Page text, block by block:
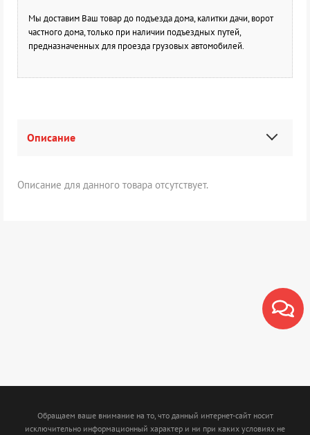
Мы доставим Ваш товар до подъезда дома, калитки дачи, ворот
частного дома, только при наличии подъездных путей,
предназначенных для проезда грузовых автомобилей.
Описание
Описание для данного товара отсутствует.
Обращаем ваше внимание на то, что данный интернет-сайт носит
исключительно информационный характер и ни при каких условиях не